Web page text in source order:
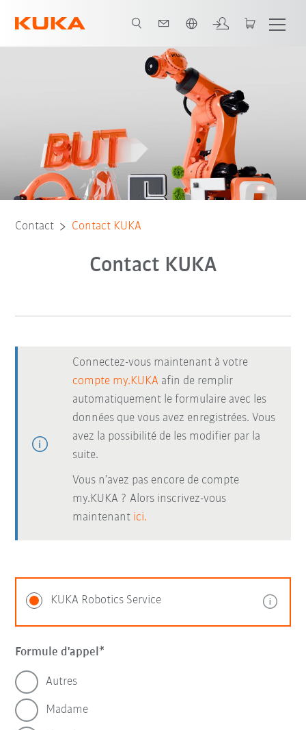
Contact Contact KUKA
Contact KUKA
Connectez-vous maintenant à votre
compte my.KUKA afin de remplir
automatiquement le formulaire avec les
données que vous avez enregistrées. Vous
avez la possibilité de les modifier par la
suite.
Vous n’avez pas encore de compte
my.KUKA ? Alors inscrivez-vous
maintenant ici.
KUKA Robotics Service
Formule d'appel
Autres
Madame